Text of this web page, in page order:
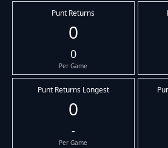
Punt Returns
0
0
Per Game
Punt Returns Longest
0
-
Per Game